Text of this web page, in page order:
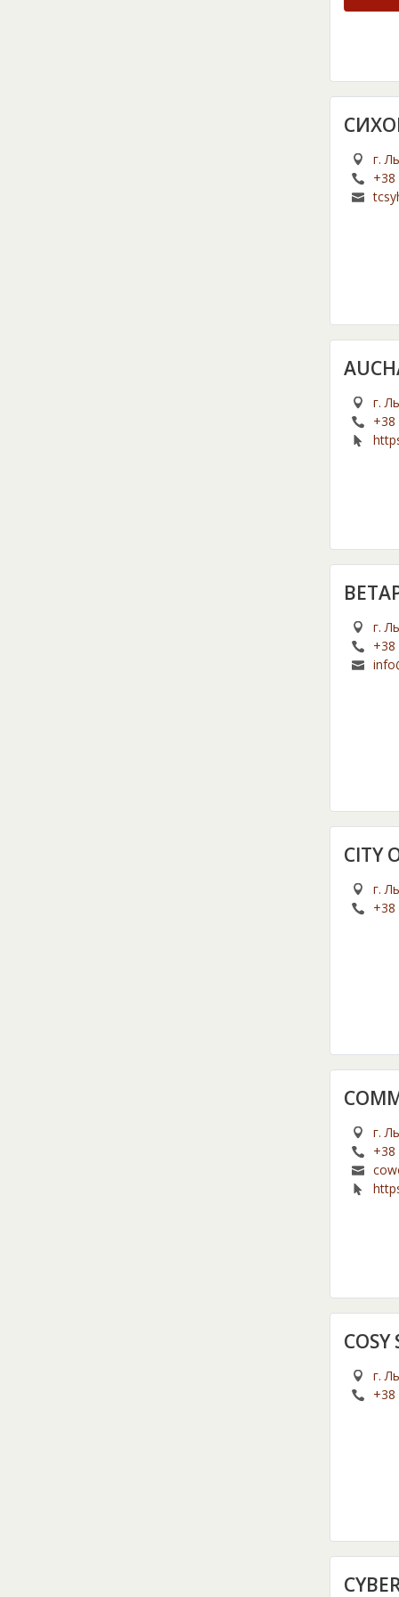
г.
+38
г.
+38
г.
+38
CITY
г.
+38
г.
+38
г.
+38